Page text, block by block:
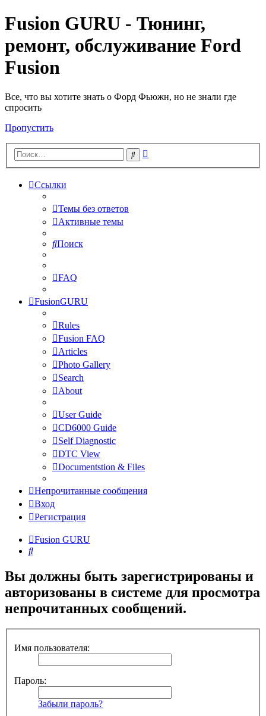
Fusion GURU - Тюнинг,
ремонт, обслуживание Ford
Fusion
Все, что вы хотите знать о Форд Фьюжн, но не знали где
спросить
Пропустить
Поиск
Ссылки
Темы без ответов
Активные темы
Поиск
FAQ
FusionGURU
Rules
Fusion FAQ
Articles
Photo Gallery
Search
About
User Guide
CD6000 Guide
Self Diagnostic
DTC View
Documentstion & Files
Непрочитанные сообщения
Вход
Регистрация
Fusion GURU
Поиск
Вы должны быть зарегистрированы и
авторизованы в системе для просмотра
непрочитанных сообщений.
Имя пользователя:
Пароль:
Забыли пароль?